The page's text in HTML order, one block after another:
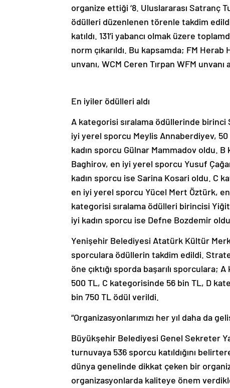
organize ettiği ‘8. Uluslararası Satranç
ödülleri düzenlenen törenle takdim
katıldı. 131’i yabancı olmak üzere
norm çıkarıldı. Bu kapsamda; FM Herab
unvanı, WCM Ceren Tırpan WFM unvanı
En iyiler ödülleri aldı
A kategorisi sıralama ödüllerinde
iyi yerel sporcu Meylis Annaberdiyev,
kadın sporcu Gülnar Mammadov oldu.
Baghirov, en iyi yerel sporcu Yusuf
kadın sporcu ise Sarina Kosari oldu. C
en iyi yerel sporcu Yücel Mert Öztürk,
kategorisi sıralama ödülleri birincisi
iyi kadın sporcu ise Defne Bozdemir
Yenişehir Belediyesi Atatürk Kültür
sporculara ödüllerin takdim edildi.
öne çıktığı sporda başarılı
500 TL, C kategorisinde 56 bin TL, D
bin 750 TL ödül verildi.
“Organizasyonlarımızı her yıl daha da
Büyükşehir Belediyesi Genel Sekreter
turnuvaya 536 sporcu katıldığını
dünya genelinde dikkat çeken bir
organizasyonlarda kaliteye önem